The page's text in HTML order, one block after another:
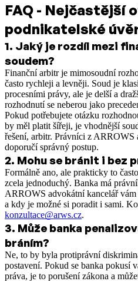
FAQ - Nejčastější
podnikatelské
1. Jaký je rozdíl mezi
soudem?
Finanční arbitr je mimosoudní
často rychleji a levněji. Soud je
procesními právy, ale je delší a
rozhodnutí se neberou jako
Pokud potřebujete otázku
by měl platit šířeji, je vhodnější
řešení, arbitr. Právníci z ARROWS
doporučí správný postup.
2. Mohu se bránit i bez
Formálně ano, ale prakticky to
zcela jednoduchý. Banka má
ARROWS advokátní kancelář
a kdy je možné si poradit i sami.
konzultace@arws.cz.
3. Může banka
bráním?
Ne, to by byla protiprávní
postavení. Pokud se banka pokusí
práva, je to porušení zákona a